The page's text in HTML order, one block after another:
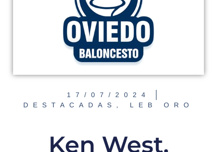
17/07/2024
DESTACADAS , LEB ORO
Ken West,